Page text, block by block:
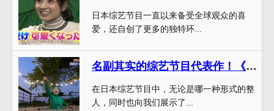
日本综艺节目一直以来备受全球观众的喜
爱，还自创了更多的独特环...
名副其实的综艺节目代表作！《整人大赏》2012春季搞笑不间断
在日本综艺节目中，无论是哪一种形式的整
人，同时也向我们展示了...